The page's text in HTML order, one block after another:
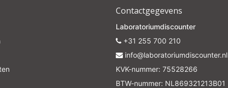
Contactgegevens
Laboratoriumdiscounter
+31 255 700 210
info@laboratoriumdiscounter.nl
KVK-nummer: 75528266
BTW-nummer: NL869321213B01